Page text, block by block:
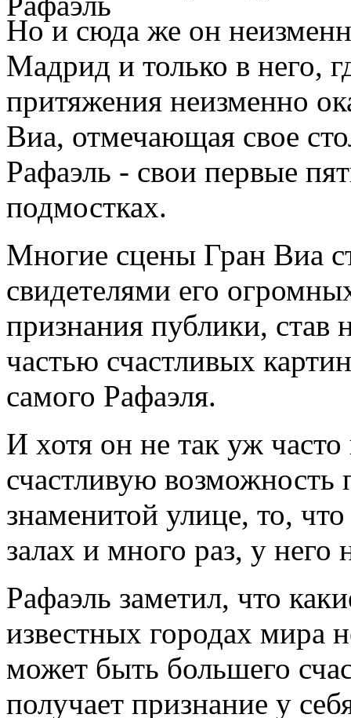
Но и сюда же он
Мадрид и только в него,
притяжения неизменно
Виа, отмечающая свое
Рафаэль - свои первые
подмостках.
Многие сцены Гран Виа
свидетелями его
признания публики, став
частью счастливых
самого Рафаэля.
И хотя он не так уж часто
счастливую возможность
знаменитой улице, то,
залах и много раз, у
Рафаэль заметил, что
известных городах мира
может быть большего
получает признание у